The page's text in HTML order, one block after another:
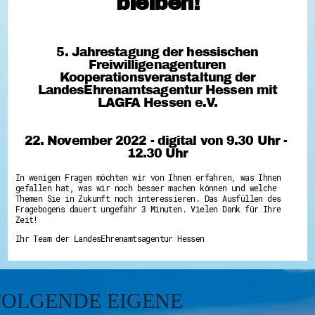
Hessen hilft Ukraine
Wettbewerb | Trikotwettbewerb
Wettbewerb | 80 Jahre Hessen - Engagement
mit Herz
8 Vereine x 80 Jahre x 1.000 €
Ausgezeichnete Projekte
Menschen des Respekts
Gestalte dein Ehrenamt
Ehrenamts-Card Hessen
Engagement-Lotsen
Crowdfunding - Viele schaffen mehr
Förderprogramme
Ehrentag
Kompetenznachweis Hessen
Service-Learning
GEMA-Pakt
5. Jahrestagung der hessischen
Freiwilligenagenturen
Kooperationsveranstaltung der
LandesEhrenamtsagentur Hessen mit
LAGFA Hessen e.V.
22. November 2022 - digital von 9.30 Uhr -
12.30 Uhr
In wenigen Fragen möchten wir von Ihnen erfahren, was Ihnen
gefallen hat, was wir noch besser machen können und welche
Themen Sie in Zukunft noch interessieren. Das Ausfüllen des
Fragebogens dauert ungefähr 3 Minuten. Vielen Dank für Ihre
Zeit!
Ihr Team der LandesEhrenamtsagentur Hessen
EIGENE